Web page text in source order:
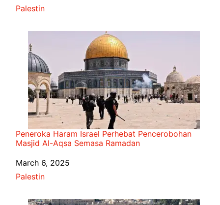
In relation to
Palestin
Peneroka Haram Israel Perhebat Pencerobohan
Masjid Al-Aqsa Semasa Ramadan
Date
March 6, 2025
In relation to
Palestin